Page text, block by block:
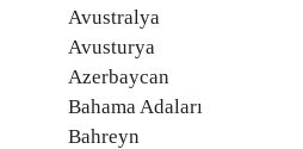
Avustralya
Avusturya
Azerbaycan
Bahama Adaları
Bahreyn